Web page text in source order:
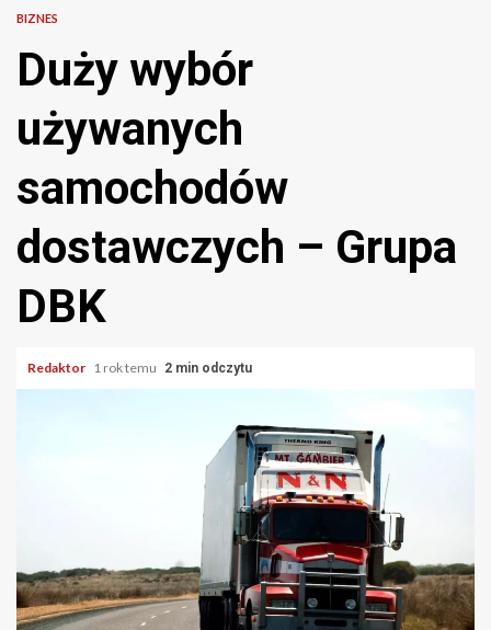
BIZNES
Duży wybór
używanych
samochodów
dostawczych – Grupa
DBK
Redaktor 1 rok temu 2 min odczytu